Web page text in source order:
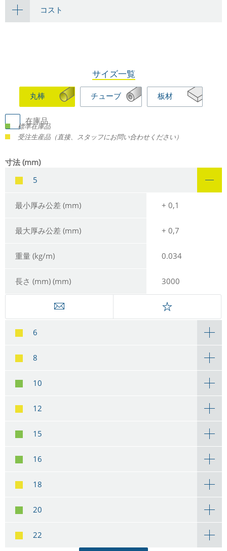
コスト
サイズ一覧
丸棒 チューブ 板材
在庫品
標準在庫品
受注生産品（直接、スタッフにお問い合わせください）
寸法 (mm)
5
最小厚み公差 (mm) + 0,1
最大厚み公差 (mm) + 0,7
重量 (kg/m) 0.034
長さ (mm) (mm) 3000
6
8
10
12
15
16
18
20
22